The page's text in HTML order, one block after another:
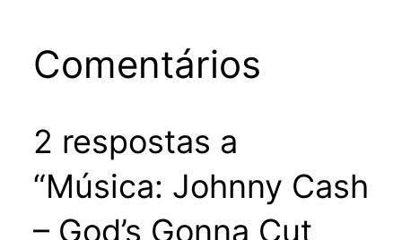
Comentários
2 respostas a
“Música: Johnny Cash
– God’s Gonna Cut